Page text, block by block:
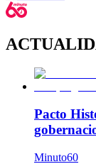
Pacto
Minuto60